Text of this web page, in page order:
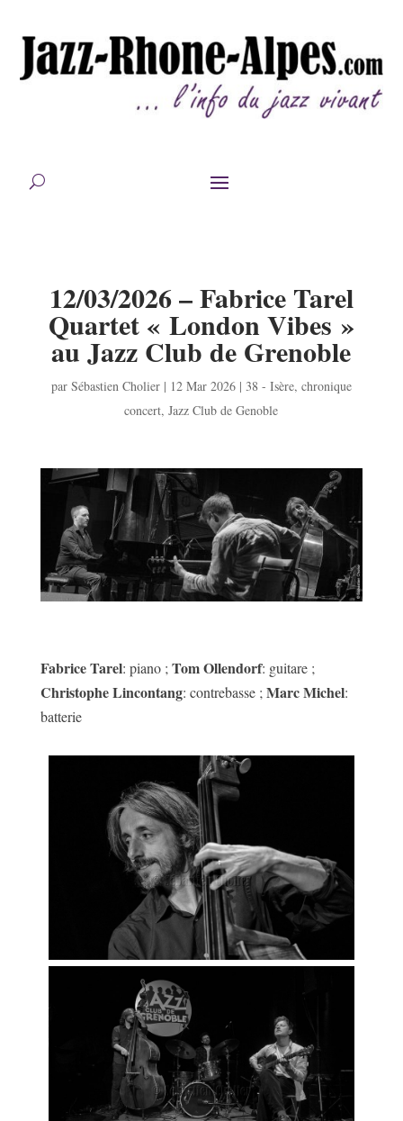
12/03/2026 – Fabrice Tarel
Quartet « London Vibes »
au Jazz Club de Grenoble
par Sébastien Cholier| 12 Mar 2026| 38 - Isère, chronique
concert,Jazz Club de Genoble
Fabrice Tarel: piano ;Tom Ollendorf: guitare ;
Christophe Lincontang: contrebasse ;Marc Michel:
batterie